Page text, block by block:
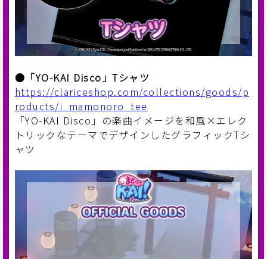
●「YO-KAI Disco」Tシャツ
https://clariceshop.com/collections/goods/p
roducts/i_mamonoro_tee
「YO-KAI Disco」の楽曲イメージを和風×エレク
トリックなテーマでデザインしたグラフィックTシ
ャツ